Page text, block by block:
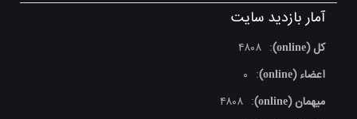
آمار بازدید سایت
کل (online) :
۴۸۰۸
اعضاء (online)
:
۰
میهمان (online)
:
۴۸۰۸